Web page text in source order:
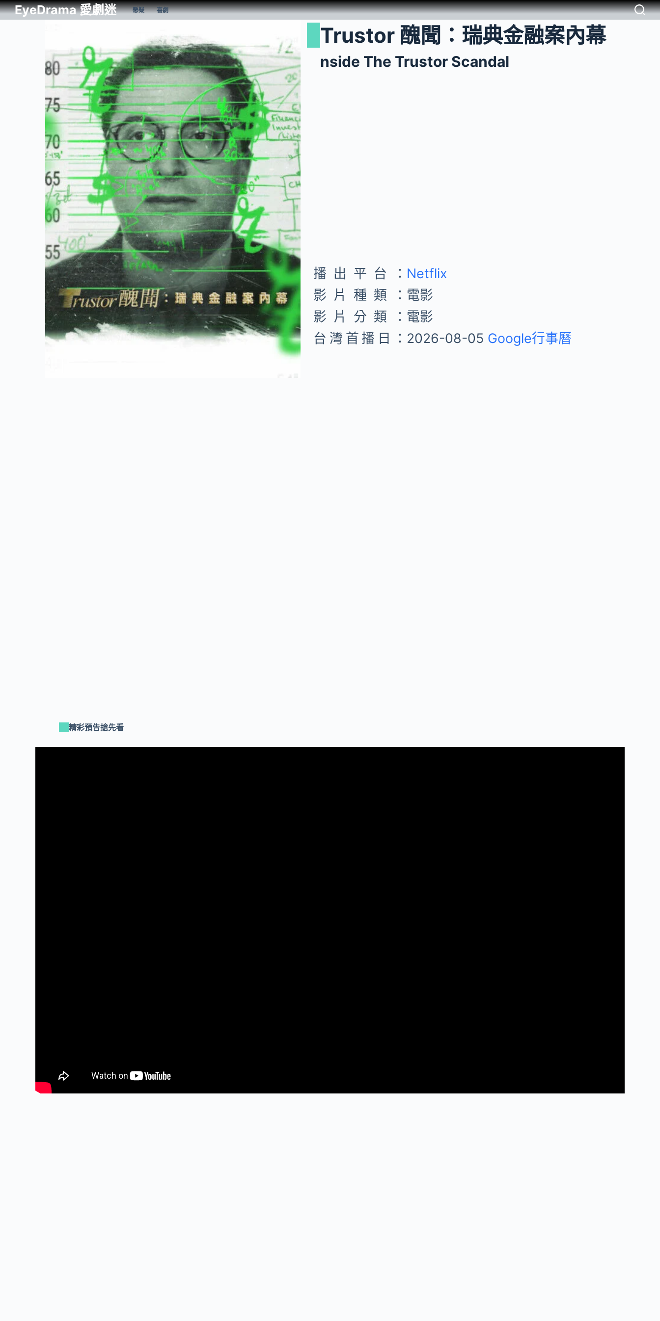
EyeDrama 愛劇迷 懸疑 喜劇
Trustor 醜聞：瑞典金融案內幕
nside The Trustor Scandal
播出平台： Netflix
影片種類： 電影
影片分類： 電影
台灣首播日： 2026-08-05 Google行事曆
精彩預告搶先看